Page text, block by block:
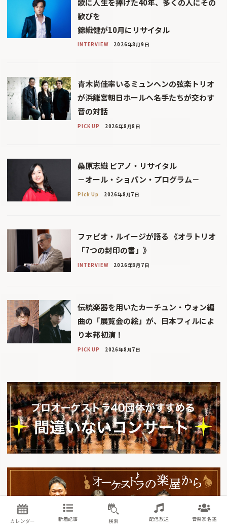
歓びを
錦織健が10月にリサイタル
INTERVIEW 2026年8月9日
青木尚佳率いるミュンヘンの弦楽トリオ
が浜離宮朝日ホールへ――名手たちが交わす
音の対話
PICK UP 2026年8月8日
桑原志織 ピアノ・リサイタル
－オール・ショパン・プログラム－
Pick Up 2026年8月7日
ファビオ・ルイージが語る 《オラトリオ
「7つの封印の書」》
INTERVIEW 2026年8月7日
伝統楽器を用いたカーチュン・ウォン編
曲の「展覧会の絵」が、日本フィルによ
り本邦初演！
PICK UP 2026年8月7日
カレンダー 新着記事 検索 配信放送 音楽家名鑑